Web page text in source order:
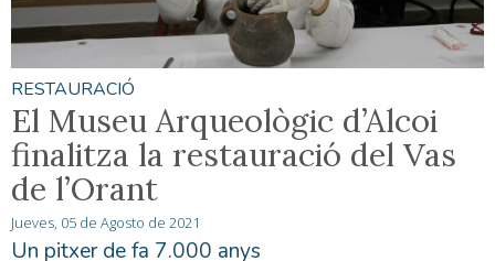
RESTAURACIÓ
El Museu Arqueològic d’Alcoi
finalitza la restauració del Vas
de l’Orant
Jueves, 05 de Agosto de 2021
Un pitxer de fa 7.000 anys